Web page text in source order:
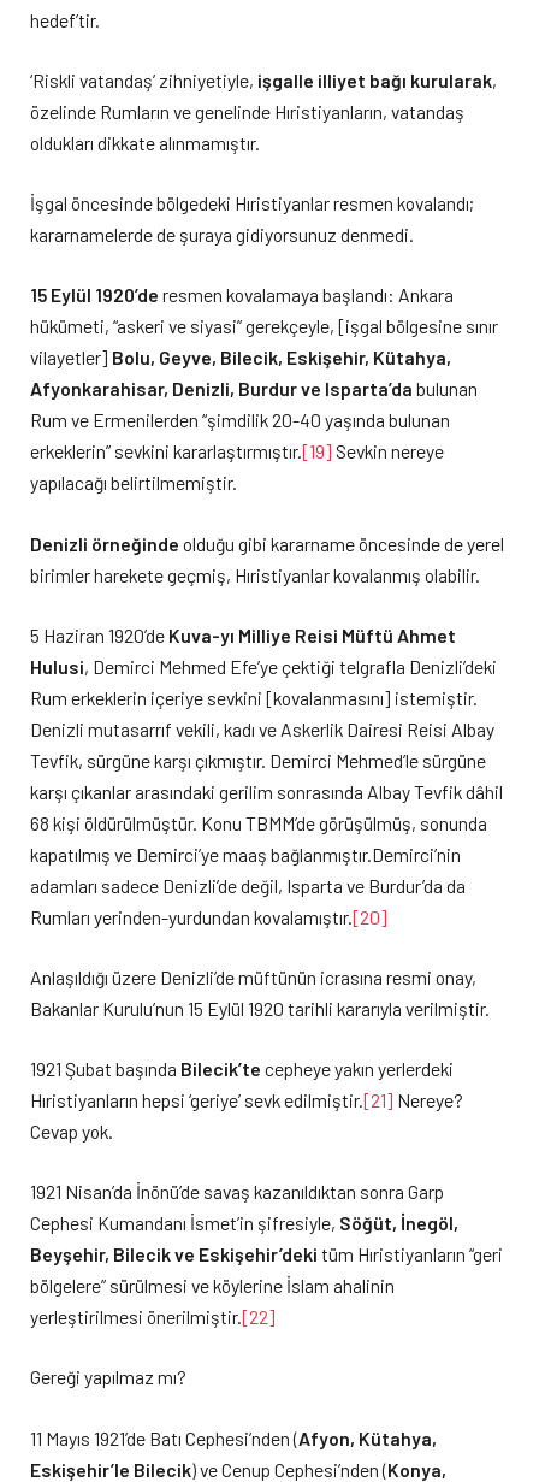
hedef’tir.
‘Riskli vatandaş’ zihniyetiyle, işgalle illiyet bağı kurularak,
özelinde Rumların ve genelinde Hıristiyanların, vatandaş
oldukları dikkate alınmamıştır.
İşgal öncesinde bölgedeki Hıristiyanlar resmen kovalandı;
kararnamelerde de şuraya gidiyorsunuz denmedi.
15 Eylül 1920’de resmen kovalamaya başlandı: Ankara
hükümeti, “askeri ve siyasi” gerekçeyle, [işgal bölgesine sınır
vilayetler] Bolu, Geyve, Bilecik, Eskişehir, Kütahya,
Afyonkarahisar, Denizli, Burdur ve Isparta’da bulunan
Rum ve Ermenilerden “şimdilik 20-40 yaşında bulunan
erkeklerin” sevkini kararlaştırmıştır.[19] Sevkin nereye
yapılacağı belirtilmemiştir.
Denizli örneğinde olduğu gibi kararname öncesinde de yerel
birimler harekete geçmiş, Hıristiyanlar kovalanmış olabilir.
5 Haziran 1920’de Kuva-yı Milliye Reisi Müftü Ahmet
Hulusi, Demirci Mehmed Efe’ye çektiği telgrafla Denizli’deki
Rum erkeklerin içeriye sevkini [kovalanmasını] istemiştir.
Denizli mutasarrıf vekili, kadı ve Askerlik Dairesi Reisi Albay
Tevfik, sürgüne karşı çıkmıştır. Demirci Mehmed’le sürgüne
karşı çıkanlar arasındaki gerilim sonrasında Albay Tevfik dâhil
68 kişi öldürülmüştür. Konu TBMM’de görüşülmüş, sonunda
kapatılmış ve Demirci’ye maaş bağlanmıştır.Demirci’nin
adamları sadece Denizli’de değil, Isparta ve Burdur’da da
Rumları yerinden-yurdundan kovalamıştır.[20]
Anlaşıldığı üzere Denizli’de müftünün icrasına resmi onay,
Bakanlar Kurulu’nun 15 Eylül 1920 tarihli kararıyla verilmiştir.
1921 Şubat başında Bilecik’te cepheye yakın yerlerdeki
Hıristiyanların hepsi ‘geriye’ sevk edilmiştir.[21] Nereye?
Cevap yok.
1921 Nisan’da İnönü’de savaş kazanıldıktan sonra Garp
Cephesi Kumandanı İsmet’in şifresiyle, Söğüt, İnegöl,
Beyşehir, Bilecik ve Eskişehir’deki tüm Hıristiyanların “geri
bölgelere” sürülmesi ve köylerine İslam ahalinin
yerleştirilmesi önerilmiştir.[22]
Gereği yapılmaz mı?
11 Mayıs 1921’de Batı Cephesi’nden (Afyon, Kütahya,
Eskişehir’le Bilecik) ve Cenup Cephesi’nden (Konya,